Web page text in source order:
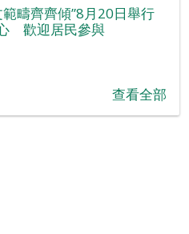
範疇齊齊傾”8月20日舉行
歡迎居民參與
查看全部